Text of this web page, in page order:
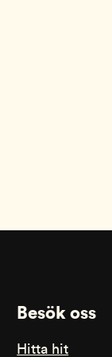
Besök oss
Hitta hit